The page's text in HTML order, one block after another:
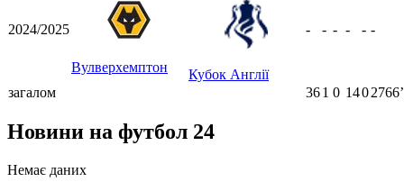
2024/2025
Вулверхемптон Кубок Англії
- - - - - -
загалом 361 0 1402766ʼ
Новини на футбол 24
Немає даних